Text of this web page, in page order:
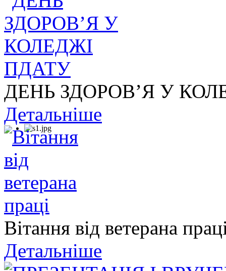
ДЕНЬ ЗДОРОВ’Я У
Детальніше
Вітання від ветерана
Детальніше